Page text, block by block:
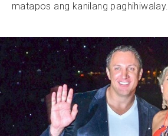
matapos ang kanilang paghihiwalay.